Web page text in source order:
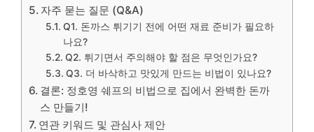
자주 묻는 질문 (Q&A)
Q1. 돈까스 튀기기 전에 어떤 재료 준비가 필요하
나요?
Q2. 튀기면서 주의해야 할 점은 무엇인가요?
Q3. 더 바삭하고 맛있게 만드는 비법이 있나요?
결론: 정호영 쉐프의 비법으로 집에서 완벽한 돈까
스 만들기!
연관 키워드 및 관심사 제안